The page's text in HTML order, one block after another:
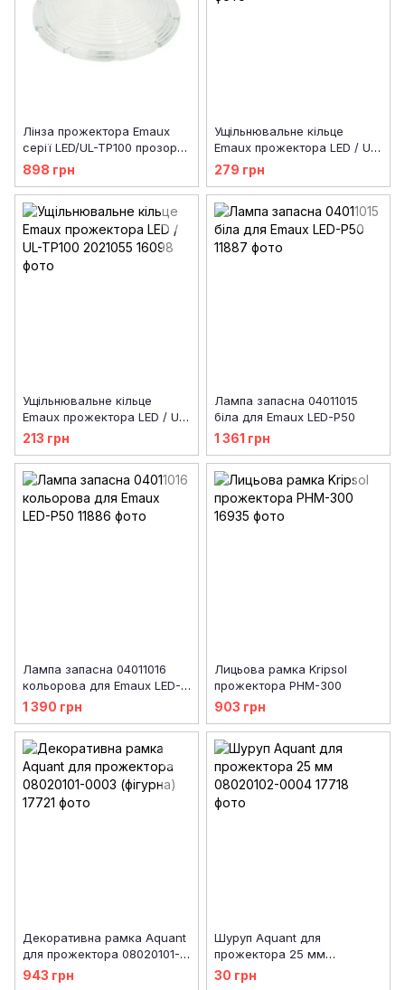
Лінза прожектора Emaux
серії LED/UL-TP100 прозора
1040211
898 грн
Ущільнювальне кільце
Emaux прожектора LED / UL-
P100 2021004
279 грн
Ущільнювальне кільце
Emaux прожектора LED / UL-
TP100 2021055
213 грн
Лампа запасна 04011015
біла для Emaux LED-P50
1 361 грн
Лампа запасна 04011016
кольорова для Emaux LED-
P50
1 390 грн
Лицьова рамка Kripsol
прожектора PHM-300
903 грн
Декоративна рамка Aquant
для прожектора 08020101-
0003 (фігурна)
943 грн
Шуруп Aquant для
прожектора 25 мм
08020102-0004
30 грн